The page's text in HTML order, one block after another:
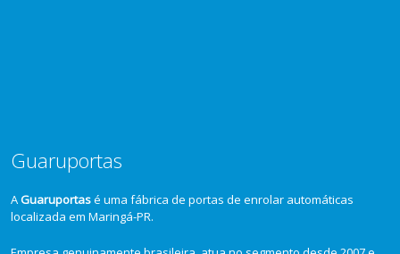
Guaruportas
AGuaruportasé uma fábrica de portas de enrolar automáticas
localizada em Maringá-PR.